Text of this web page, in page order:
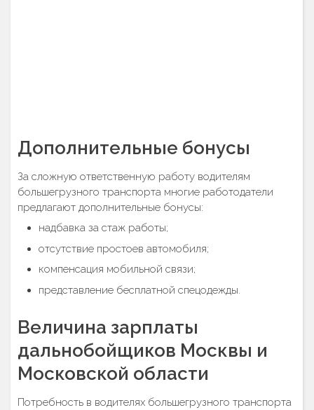
Дополнительные бонусы
За сложную ответственную работу водителям
большегрузного транспорта многие работодатели
предлагают дополнительные бонусы:
надбавка за стаж работы;
отсутствие простоев автомобиля;
компенсация мобильной связи;
представление бесплатной спецодежды.
Величина зарплаты
дальнобойщиков Москвы и
Московской области
Потребность в водителях большегрузного транспорта